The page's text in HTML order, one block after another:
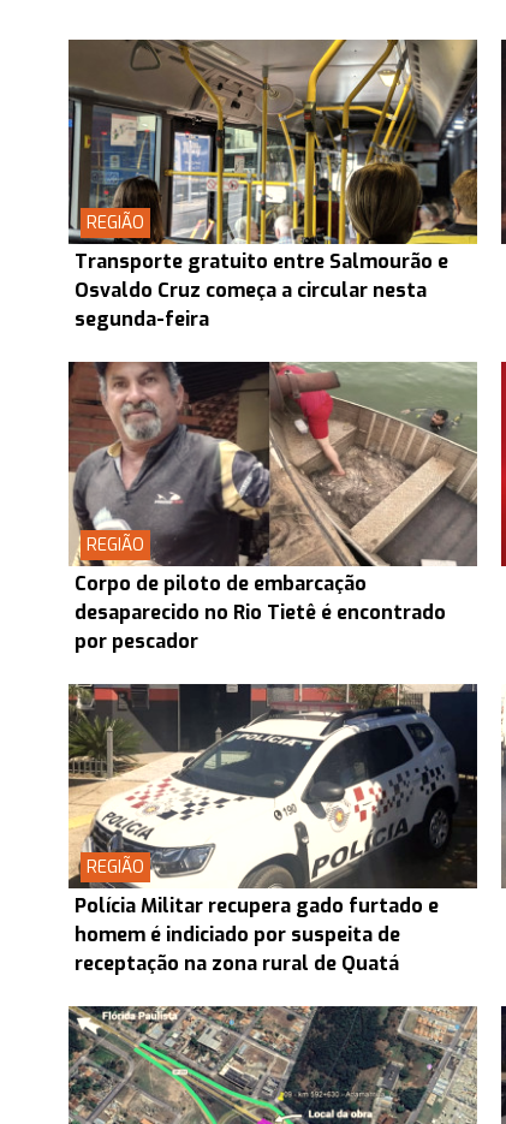
REGIÃO
Transporte gratuito entre Salmourão e
Osvaldo Cruz começa a circular nesta
segunda-feira
REGIÃO
Corpo de piloto de embarcação
desaparecido no Rio Tietê é encontrado
por pescador
REGIÃO
Polícia Militar recupera gado furtado e
homem é indiciado por suspeita de
receptação na zona rural de Quatá